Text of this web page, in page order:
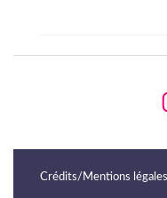
Crédits/Mentions légales